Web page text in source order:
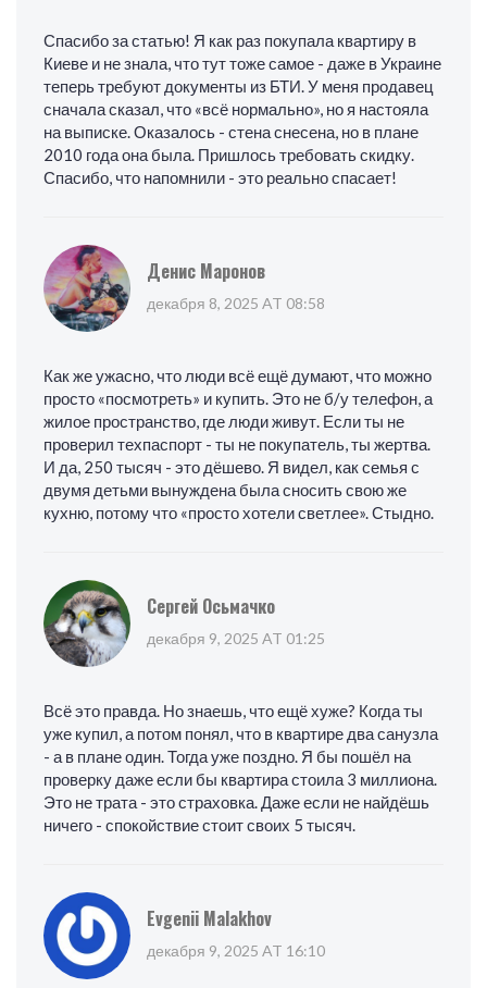
Спасибо за статью! Я как раз покупала квартиру в
Киеве и не знала, что тут тоже самое - даже в Украине
теперь требуют документы из БТИ. У меня продавец
сначала сказал, что «всё нормально», но я настояла
на выписке. Оказалось - стена снесена, но в плане
2010 года она была. Пришлось требовать скидку.
Спасибо, что напомнили - это реально спасает!
Денис Маронов
декабря 8, 2025 AT 08:58
Как же ужасно, что люди всё ещё думают, что можно
просто «посмотреть» и купить. Это не б/у телефон, а
жилое пространство, где люди живут. Если ты не
проверил техпаспорт - ты не покупатель, ты жертва.
И да, 250 тысяч - это дёшево. Я видел, как семья с
двумя детьми вынуждена была сносить свою же
кухню, потому что «просто хотели светлее». Стыдно.
Сергей Осьмачко
декабря 9, 2025 AT 01:25
Всё это правда. Но знаешь, что ещё хуже? Когда ты
уже купил, а потом понял, что в квартире два санузла
- а в плане один. Тогда уже поздно. Я бы пошёл на
проверку даже если бы квартира стоила 3 миллиона.
Это не трата - это страховка. Даже если не найдёшь
ничего - спокойствие стоит своих 5 тысяч.
Evgenii Malakhov
декабря 9, 2025 AT 16:10